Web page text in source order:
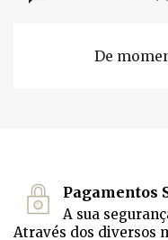
De
Pagamentos
A sua
Através dos diversos